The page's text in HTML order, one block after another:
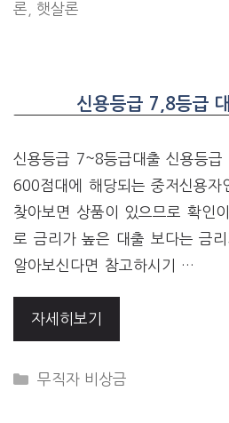
론
햇살론
신용등급 7,8등급
신용등급 7~8등급대출 신용등
600점대에 해당되는 중저신용자
찾아보면 상품이 있으므로 확인
로 금리가 높은 대출 보다는 금
알아보신다면 참고하시기 …
자세히보기
CATEGORIES
무직자 비상금